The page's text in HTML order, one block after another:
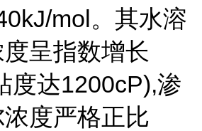
mol。其水溶
呈指数增长
度达1200cP),渗
度严格正比